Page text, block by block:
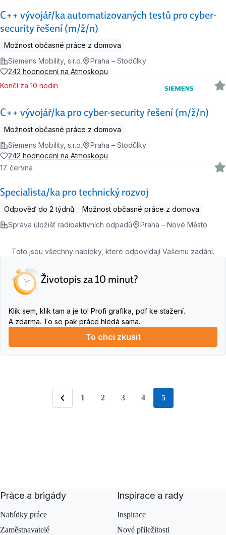
C++ vývojář/ka automatizovaných testů pro cyber-
security řešení (m/ž/n)
Možnost občasné práce z domova
Siemens Mobility, s.r.o.
Praha – Stodůlky
242 hodnocení na Atmoskopu
C++ vývojář/ka pro cyber-security řešení (m/ž/n)
Končí za 10 hodin
Možnost občasné práce z domova
Siemens Mobility, s.r.o.
Praha – Stodůlky
242 hodnocení na Atmoskopu
Specialista/ka pro technický rozvoj
17. června
Odpověď do 2 týdnů
Možnost občasné práce z domova
Správa úložišť radioaktivních odpadů
Praha – Nové Město
Toto jsou všechny nabídky, které odpovídají Vašemu zadání.
Životopis za 10 minut?
Klik sem, klik tam a je to! Profi grafika, pdf ke stažení.
A zdarma. To se pak práce hledá sama.
To chci zkusit
Předchozí
1 2 3 4 stránka
5
Práce a brigády
Nabídky práce
Zaměstnavatelé
Inspirace a rady
Inspirace
Nové příležitosti